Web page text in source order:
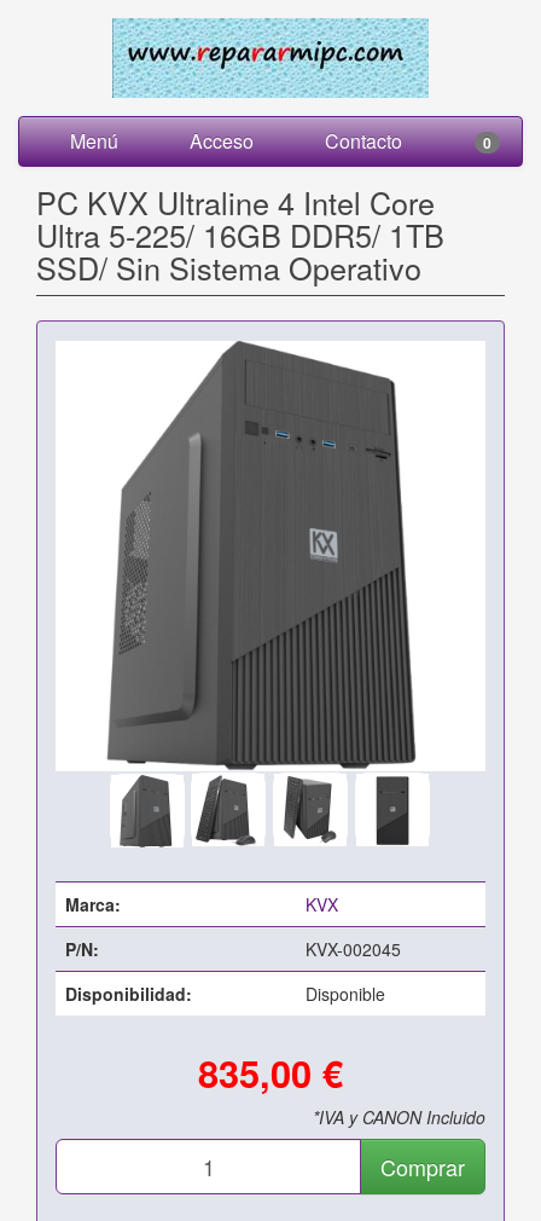
Menú Acceso Contacto 0
PC KVX Ultraline 4 Intel Core
Ultra 5-225/ 16GB DDR5/ 1TB
SSD/ Sin Sistema Operativo
Marca:
KVX
P/N:
KVX-002045
Disponibilidad:
Disponible
835,00 €
*IVA y CANON Incluido
Comprar